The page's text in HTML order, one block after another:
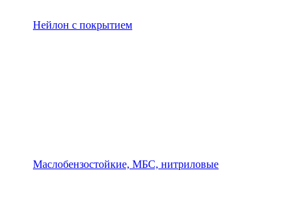
Нейлон с покрытием
Маслобензостойкие, МБС, нитриловые